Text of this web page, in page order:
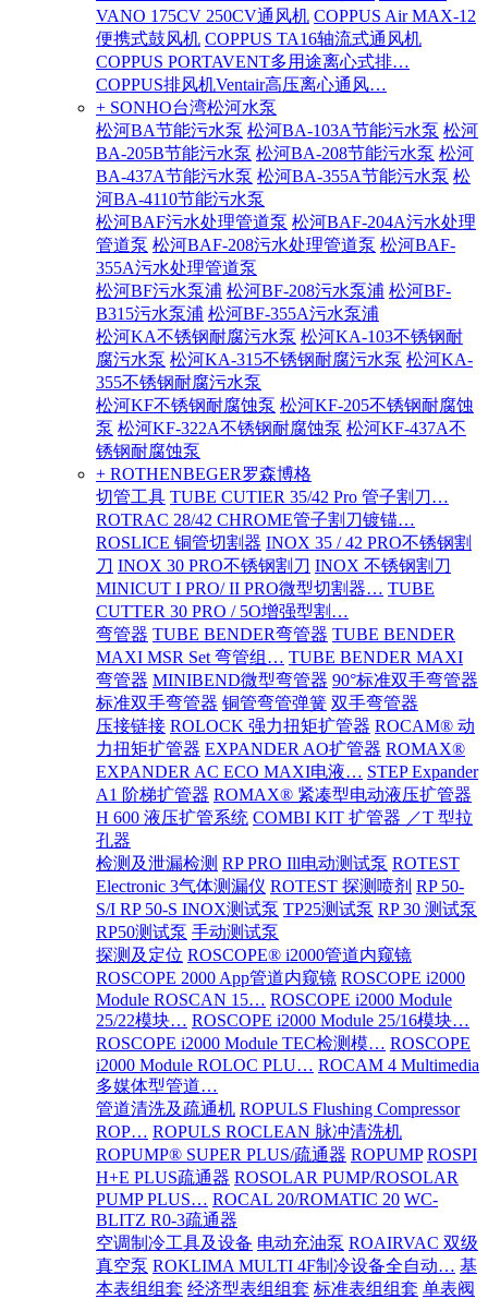
VANO 175CV 250CV通风机 COPPUS Air MAX-12
便携式鼓风机 COPPUS TA16轴流式通风机
COPPUS PORTAVENT多用途离心式排…
COPPUS排风机Ventair高压离心通风…
+ SONHO台湾松河水泵
松河BA节能污水泵 松河BA-103A节能污水泵 松河
BA-205B节能污水泵 松河BA-208节能污水泵 松河
BA-437A节能污水泵 松河BA-355A节能污水泵 松
河BA-4110节能污水泵
松河BAF污水处理管道泵 松河BAF-204A污水处理
管道泵 松河BAF-208污水处理管道泵 松河BAF-
355A污水处理管道泵
松河BF污水泵浦 松河BF-208污水泵浦 松河BF-
B315污水泵浦 松河BF-355A污水泵浦
松河KA不锈钢耐腐污水泵 松河KA-103不锈钢耐
腐污水泵 松河KA-315不锈钢耐腐污水泵 松河KA-
355不锈钢耐腐污水泵
松河KF不锈钢耐腐蚀泵 松河KF-205不锈钢耐腐蚀
泵 松河KF-322A不锈钢耐腐蚀泵 松河KF-437A不
锈钢耐腐蚀泵
+ ROTHENBEGER罗森博格
切管工具 TUBE CUTIER 35/42 Pro 管子割刀…
ROTRAC 28/42 CHROME管子割刀镀锚…
ROSLICE 铜管切割器 INOX 35 / 42 PRO不锈钢割
刀 INOX 30 PRO不锈钢割刀 INOX 不锈钢割刀
MINICUT I PRO/ II PRO微型切割器… TUBE
CUTTER 30 PRO / 5O增强型割…
弯管器 TUBE BENDER弯管器 TUBE BENDER
MAXI MSR Set 弯管组… TUBE BENDER MAXI
弯管器 MINIBEND微型弯管器 90°标准双手弯管器
标准双手弯管器 铜管弯管弹簧 双手弯管器
压接链接 ROLOCK 强力扭矩扩管器 ROCAM® 动
力扭矩扩管器 EXPANDER AO扩管器 ROMAX®
EXPANDER AC ECO MAXI电液… STEP Expander
A1 阶梯扩管器 ROMAX® 紧凑型电动液压扩管器
H 600 液压扩管系统 COMBI KIT 扩管器 ／T 型拉
孔器
检测及泄漏检测 RP PRO Ill电动测试泵 ROTEST
Electronic 3气体测漏仪 ROTEST 探测喷剂 RP 50-
S/I RP 50-S INOX测试泵 TP25测试泵 RP 30 测试泵
RP50测试泵 手动测试泵
探测及定位 ROSCOPE® i2000管道内窥镜
ROSCOPE 2000 App管道内窥镜 ROSCOPE i2000
Module ROSCAN 15… ROSCOPE i2000 Module
25/22模块… ROSCOPE i2000 Module 25/16模块…
ROSCOPE i2000 Module TEC检测模… ROSCOPE
i2000 Module ROLOC PLU… ROCAM 4 Multimedia
多媒体型管道…
管道清洗及疏通机 ROPULS Flushing Compressor
ROP… ROPULS ROCLEAN 脉冲清洗机
ROPUMP® SUPER PLUS/疏通器 ROPUMP ROSPI
H+E PLUS疏通器 ROSOLAR PUMP/ROSOLAR
PUMP PLUS… ROCAL 20/ROMATIC 20 WC-
BLITZ R0-3疏通器
空调制冷工具及设备 电动充油泵 ROAIRVAC 双级
真空泵 ROKLIMA MULTI 4F制冷设备全自动… 基
本表组组套 经济型表组组套 标准表组组套 单表阀